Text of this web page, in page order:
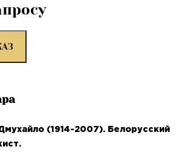
(1914-2007). Белорусский